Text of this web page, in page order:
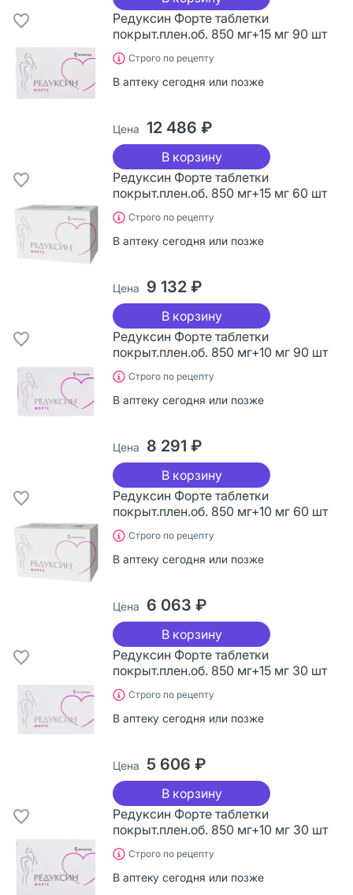
Редуксин Форте таблетки
покрыт.плен.об. 850 мг+15 мг 90 шт
Строго по рецепту
В аптеку сегодня или позже
Цена 12 486 ₽
В корзину
Редуксин Форте таблетки
покрыт.плен.об. 850 мг+15 мг 60 шт
Строго по рецепту
В аптеку сегодня или позже
Цена 9 132 ₽
В корзину
Редуксин Форте таблетки
покрыт.плен.об. 850 мг+10 мг 90 шт
Строго по рецепту
В аптеку сегодня или позже
Цена 8 291 ₽
В корзину
Редуксин Форте таблетки
покрыт.плен.об. 850 мг+10 мг 60 шт
Строго по рецепту
В аптеку сегодня или позже
Цена 6 063 ₽
В корзину
Редуксин Форте таблетки
покрыт.плен.об. 850 мг+15 мг 30 шт
Строго по рецепту
В аптеку сегодня или позже
Цена 5 606 ₽
В корзину
Редуксин Форте таблетки
покрыт.плен.об. 850 мг+10 мг 30 шт
Строго по рецепту
В аптеку сегодня или позже